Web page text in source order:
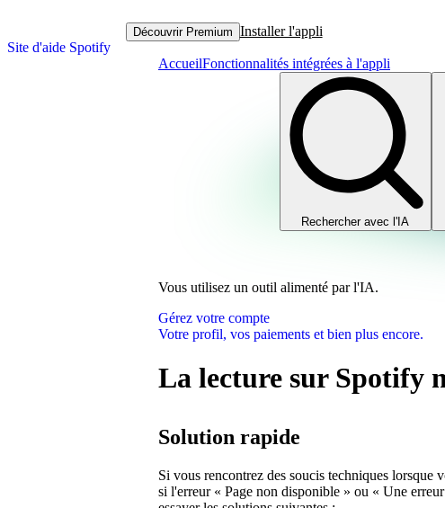
Site d'aide Spotify
Découvrir Premium Installer l'appli
AccueilFonctionnalités intégrées à l'appli
Rechercher avec l'IA
Vous utilisez un outil alimenté par l'IA.
Gérez votre compte
Votre profil, vos paiements et bien plus encore.
La lecture sur Spotify
Solution rapide
Si vous rencontrez des soucis techniques
si l'erreur « Page non disponible » ou « Une